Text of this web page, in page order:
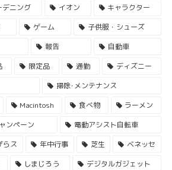
デニング イオン
キャラクター
ゲーム
子供服・シューズ
報告
自動車
限定品 通勤
ディズニー
掃除･メンテナンス
Macintosh 食べ物
ラーメン
ンペーン
電動アシスト自転車
らス 年中行事 芝生
ベネッセ
しまじろう
デジタルガジェット